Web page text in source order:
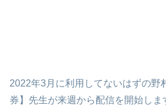
2022年3月に利用してないはずの野
券】先生が来週から配信を開始し